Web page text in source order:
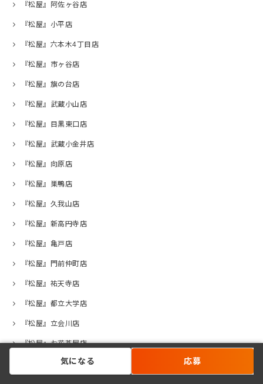
『松屋』阿佐ヶ谷店
『松屋』小平店
『松屋』六本木4丁目店
『松屋』市ヶ谷店
『松屋』旗の台店
『松屋』武蔵小山店
『松屋』目黒東口店
『松屋』武蔵小金井店
『松屋』向原店
『松屋』巣鴨店
『松屋』久我山店
『松屋』新高円寺店
『松屋』亀戸店
『松屋』門前仲町店
『松屋』祐天寺店
『松屋』都立大学店
『松屋』立会川店
『松屋』お花茶屋店
『松屋』荻窪西口店
気になる 応募